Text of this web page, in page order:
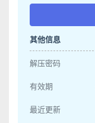
其他信息
解压密码
有效期
最近更新